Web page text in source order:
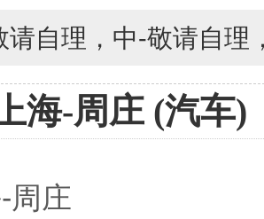
请自理，中-敬请自理
海-周庄 (汽车)
周庄